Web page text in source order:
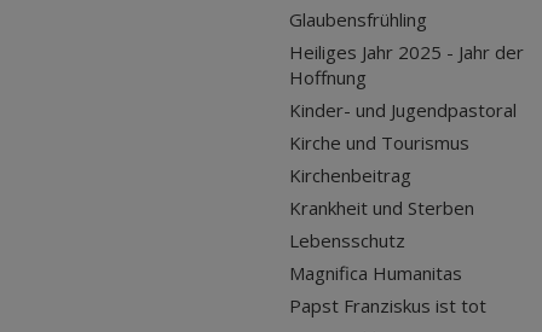
Glaubensfrühling
Heiliges Jahr 2025 - Jahr der
Hoffnung
Kinder- und Jugendpastoral
Kirche und Tourismus
Kirchenbeitrag
Krankheit und Sterben
Lebensschutz
Magnifica Humanitas
Papst Franziskus ist tot